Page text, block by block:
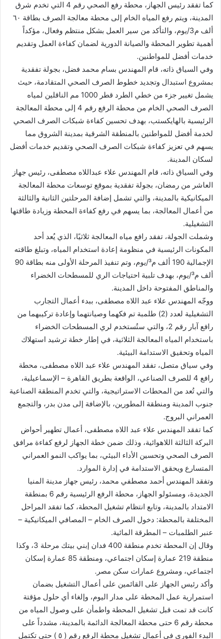
كما تفقد رئيس الجهاز، محطة رفع الصحي رقم 4 التي تخدم شرق
المدينة، ويتم رفع المياه الخام إلى محطة معالجة الصرف بطاقة ٦٠
ألف م3/يوم، والتأكد من سير العمل بشكل منتظم وفعال، مؤكداً
أهمية تطوير المحطة والصيانة الدورية لضمان كفاءة العمل وتقديم
خدمات أفضل للمواطنين.
وفي السياق ذاته، قام المهندس بسام محمد فضل، بجولة تفقدية
بمشروع استبدال وتجديد خطوط الصرف الصحي المتقادمة، حيث
يشمل تغيير جزء من خطي الطرد قطر 1000 مم الناقلين لمياه
الصرف الصحي الخام من محطة الرفع رقم 4 إلى محطة المعالجة
الرئيسية بالهايكستب، بهدف تحسين كفاءة شبكات الصرف الصحي
لخدمة أفضل للمواطنين بالمنطقة الشرقية بمدينة الشروق مما
يسهم في تعزيز كفاءة شبكات الصرف الصحي وتقديم خدمات أفضل
لسكان المدينة.
وفي السياق ذاته، قام المهندس علاء عبداللاه مصطفى، رئيس جهاز
العاشر من رمضان، بجولة تفقدية بموقع توسعات محطة المعالجة
الميكانيكية بالمدينة، والتي تشمل إضافة المرحلتين الثانية والثالثة
من أعمال المعالجة، بما يسهم في رفع كفاءة المحطة وزيادة طاقتها
التشغيلية.
وشملت الجولة، تفقد رافع مياه المعالجة ثلاثيًا، الذي يُعد أحد
المكونات الرئيسية في منظومة إعادة استخدام المياه، وتبلغ طاقته
الإجمالية 190 ألف م³/يوم، وتم تنفيذ المرحلة الأولى منه بطاقة 90
ألف م³/يوم، بهدف تلبية احتياجات الري للمسطحات الخضراء
والمناطق المفتوحة داخل المدينة.
ووجّه المهندس علاء عبد اللاه مصطفى، ببدء أعمال التجارب
التشغيلية لعدد (2) طلمبة تم فكهما وصيانتهما وإعادة تركيبهما من
رافع آبار رقم 2، والتي ستُستخدم لري المسطحات الخضراء
باستخدام المياه المعالجة الثلاثية، في إطار خطة ترشيد استهلاك
المياه وتحقيق الاستدامة البيئية.
وفي سياق متصل، تفقد المهندس علاء عبد اللاه مصطفى، محطة
رافع 4 للصرف الصناعي، الواقعة بطريق القاهرة – الإسماعيلية،
والتي تُعد من المحطات الاستراتيجية، والتي تخدم المنطقة الصناعية
جنوب المدينة ومنطقة المطورين، بالإضافة إلى مدن بدر، والتجمع
العمراني البروج.
كما تفقد المهندس علاء عبد اللاه مصطفى، أعمال تطهير أحواض
البركة الثالثة اللاهوائية، وذلك ضمن خطة الجهاز لرفع كفاءة مرافق
الصرف الصحي وتحسين الأداء البيئي، بما يواكب النمو العمراني
المتسارع ويحقق الاستدامة في إدارة الموارد.
وتفقد المهندس أحمد مصطفي محمد، رئيس جهاز مدينة المنيا
الجديدة، ومسئولو الجهاز، محطة الرفع الرئيسية رقم 6 بمنطقة
الامتداد بالمدينة، وتابع انتظام تشغيل المحطة، كما تفقد المراحل
المختلفة بالمحطة: دخول الصرف الخام – المصافي الميكانيكية –
عنبر الطلمبات – المطرقة المائية.
وقال إن المحطة تخدم منطقة 400 فدان إبني بيتك مرحلة 3، وكذا
منطقة 219 عمارة إسكان اجتماعي، ومنطقة 85 عمارة إسكان
اجتماعي، ومشروع عمارات سكن مصر.
وأكد رئيس الجهاز على القائمين على أعمال التشغيل بضمان
استمرارية عمل المحطة على مدار اليوم، وإلغاء أي حلول مؤقتة
كانت قد تمت قبل تشغيل المحطة واطمأن على وصول المياه من
محطة رقم 6 حتى محطة المعالجة الدائمة بالمدينة، مشدداً على
البدء الفوري في أعمال تشغيل محطة الرفع رقم ( ٥ ) حتى تكتمل